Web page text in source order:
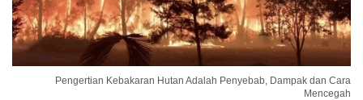
Pengertian Kebakaran Hutan Adalah Penyebab, Dampak dan Cara
Mencegah